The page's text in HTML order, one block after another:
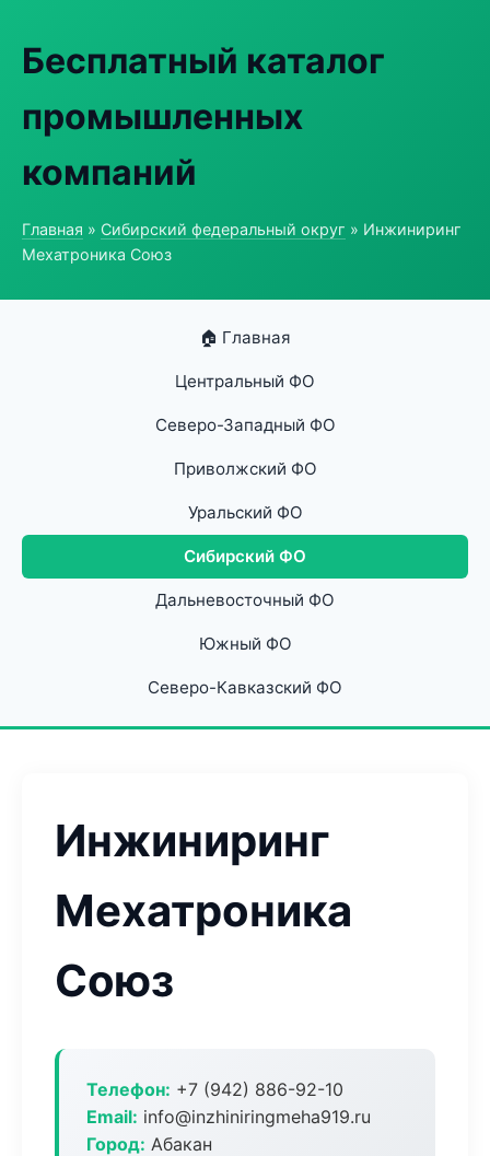
Бесплатный каталог
промышленных
компаний
Главная » Сибирский федеральный округ » Инжиниринг
Мехатроника Союз
🏠 Главная
Центральный ФО
Северо-Западный ФО
Приволжский ФО
Уральский ФО
Сибирский ФО
Дальневосточный ФО
Южный ФО
Северо-Кавказский ФО
Инжиниринг
Мехатроника
Союз
Телефон: +7 (942) 886-92-10
Email: info@inzhiniringmeha919.ru
Город: Абакан